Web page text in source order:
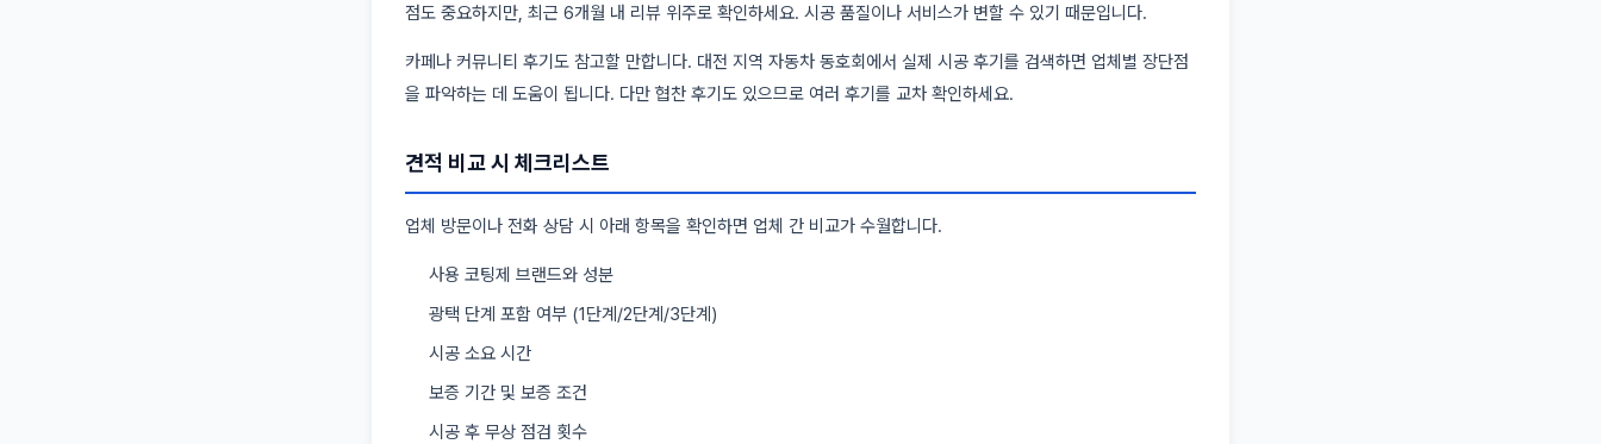
점도 중요하지만, 최근 6개월 내 리뷰 위주로 확인하세요. 시공 품질이나 서비스가 변할 수 있기 때문입니다.
카페나 커뮤니티 후기도 참고할 만합니다. 대전 지역 자동차 동호회에서 실제 시공 후기를 검색하면 업체별 장단점
을 파악하는 데 도움이 됩니다. 다만 협찬 후기도 있으므로 여러 후기를 교차 확인하세요.
견적 비교 시 체크리스트
업체 방문이나 전화 상담 시 아래 항목을 확인하면 업체 간 비교가 수월합니다.
사용 코팅제 브랜드와 성분
광택 단계 포함 여부 (1단계/2단계/3단계)
시공 소요 시간
보증 기간 및 보증 조건
시공 후 무상 점검 횟수